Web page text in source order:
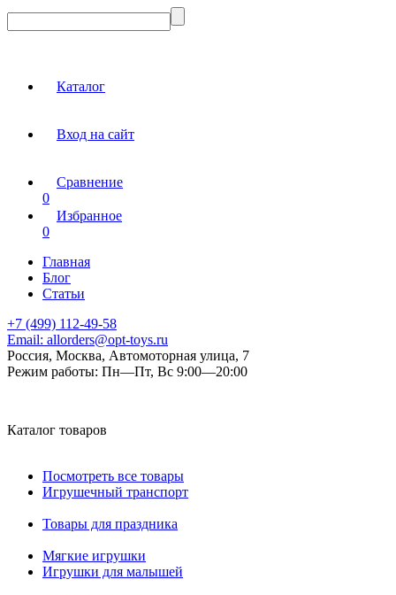
Каталог
Вход на сайт
Сравнение
0
Избранное
0
Главная
Блог
Статьи
+7 (499) 112-49-58
Email: allorders@opt-toys.ru
Россия, Москва, Автомоторная улица, 7
Режим работы: Пн—Пт, Вс 9:00—20:00
Каталог товаров
Посмотреть все товары
Игрушечный транспорт
Товары для праздника
Мягкие игрушки
Игрушки для малышей